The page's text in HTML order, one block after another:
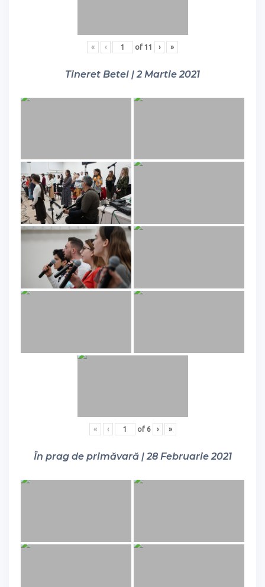
« ‹ of 11 › »
Tineret Betel | 2 Martie 2021
« ‹ of 6 › »
În prag de primăvară | 28 Februarie 2021